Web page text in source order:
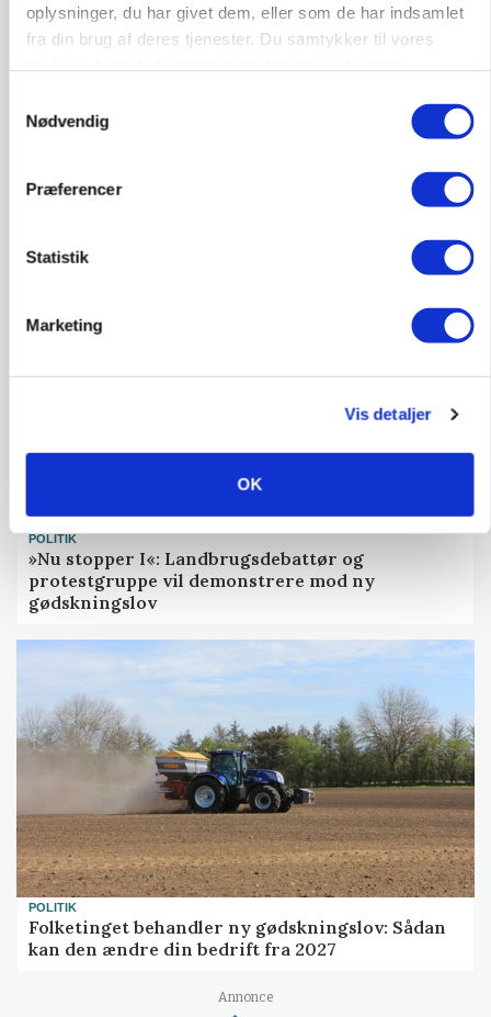
oplysninger, du har givet dem, eller som de har indsamlet
fra din brug af deres tjenester. Du samtykker til vores
Nødvendig
Præferencer
Statistik
Marketing
Vis detaljer
OK
BUSINESS
POLITIK
»Nu stopper I«: Landbrugsdebattør og
protestgruppe vil demonstrere mod ny
gødskningslov
POLITIK
Folketinget behandler ny gødskningslov: Sådan
kan den ændre din bedrift fra 2027
Annonce